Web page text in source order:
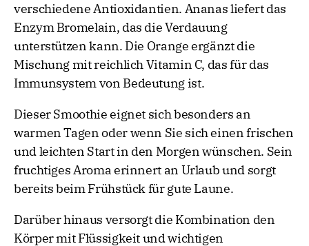
verschiedene Antioxidantien. Ananas liefert das
Enzym Bromelain, das die Verdauung
unterstützen kann. Die Orange ergänzt die
Mischung mit reichlich Vitamin C, das für das
Immunsystem von Bedeutung ist.
Dieser Smoothie eignet sich besonders an
warmen Tagen oder wenn Sie sich einen frischen
und leichten Start in den Morgen wünschen. Sein
fruchtiges Aroma erinnert an Urlaub und sorgt
bereits beim Frühstück für gute Laune.
Darüber hinaus versorgt die Kombination den
Körper mit Flüssigkeit und wichtigen